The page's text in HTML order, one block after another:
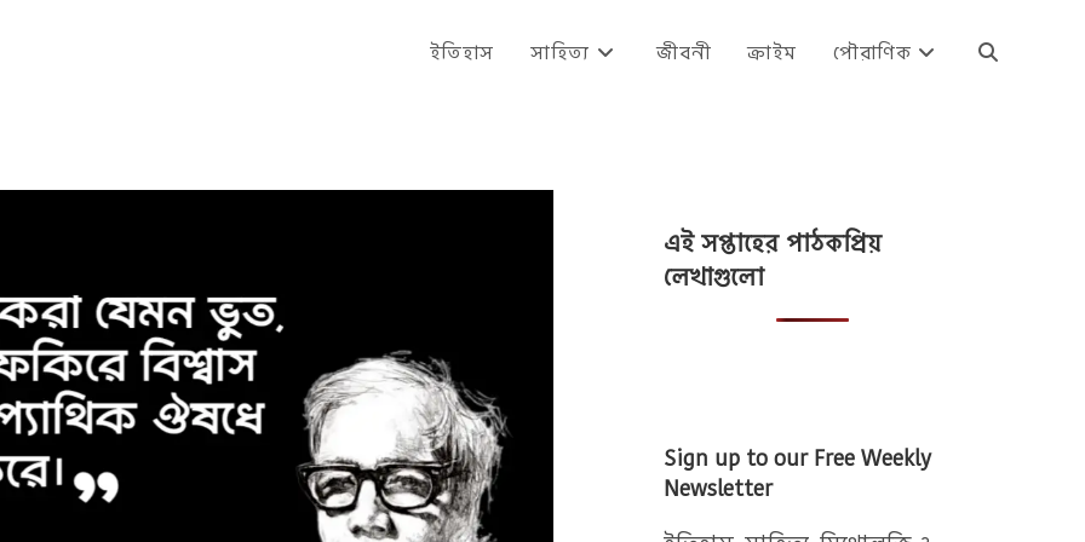
ইতিহাস সাহিত্য জীবনী ক্রাইম পৌরাণিক Toggle
এই সপ্তাহের পাঠকপ্রিয়
লেখাগুলো
Sign up to our Free Weekly
Newsletter